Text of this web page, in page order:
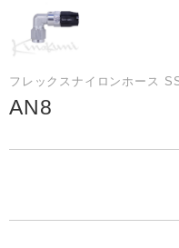
フレックスナイロンホース
AN8